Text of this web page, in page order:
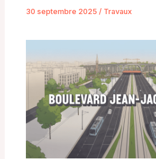
30 septembre 2025 / Travaux